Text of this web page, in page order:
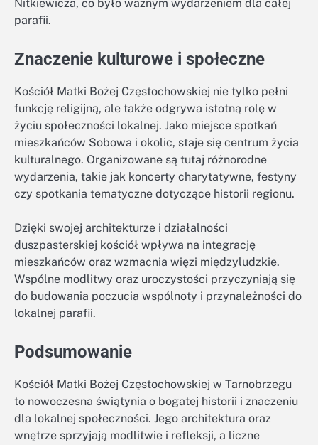
Nitkiewicza, co było ważnym wydarzeniem dla całej
parafii.
Znaczenie kulturowe i społeczne
Kościół Matki Bożej Częstochowskiej nie tylko pełni
funkcję religijną, ale także odgrywa istotną rolę w
życiu społeczności lokalnej. Jako miejsce spotkań
mieszkańców Sobowa i okolic, staje się centrum życia
kulturalnego. Organizowane są tutaj różnorodne
wydarzenia, takie jak koncerty charytatywne, festyny
czy spotkania tematyczne dotyczące historii regionu.
Dzięki swojej architekturze i działalności
duszpasterskiej kościół wpływa na integrację
mieszkańców oraz wzmacnia więzi międzyludzkie.
Wspólne modlitwy oraz uroczystości przyczyniają się
do budowania poczucia wspólnoty i przynależności do
lokalnej parafii.
Podsumowanie
Kościół Matki Bożej Częstochowskiej w Tarnobrzegu
to nowoczesna świątynia o bogatej historii i znaczeniu
dla lokalnej społeczności. Jego architektura oraz
wnętrze sprzyjają modlitwie i refleksji, a liczne